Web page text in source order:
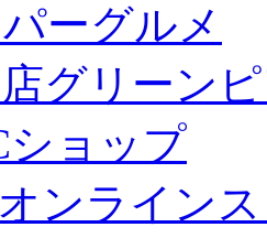
ーグルメ
グリーン
ショップ
ンライン